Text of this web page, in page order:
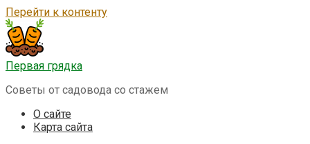
Перейти к контенту
Первая грядка
Советы от садовода со стажем
О сайте
Карта сайта